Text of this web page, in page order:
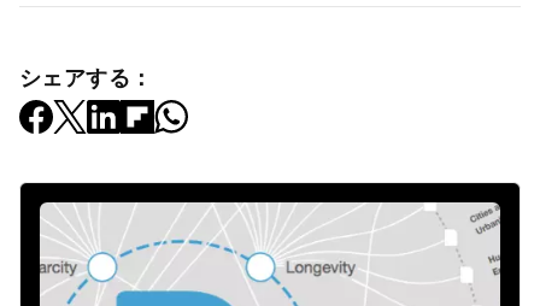
シェアする：